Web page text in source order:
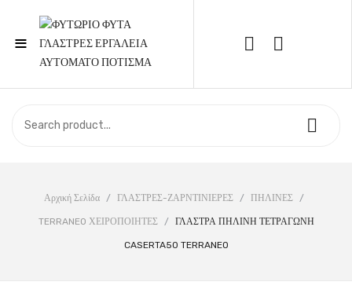
≡
Call Support: 210 6857844
ΣΧΕΤΙΚΆ ΜΕ ΕΜΆΣ
ΕΠΙΚΟΙΝΩΝΊΑ
Αρχική Σελίδα / ΓΛΑΣΤΡΕΣ-ΖΑΡΝΤΙΝΙΕΡΕΣ / ΠΗΛΙΝΕΣ /
TERRANEO ΧΕΙΡΟΠΟΙΗΤΕΣ / ΓΛΑΣΤΡΑ ΠΗΛΙΝΗ ΤΕΤΡΑΓΩΝΗ
CASERTA50 TERRANEO